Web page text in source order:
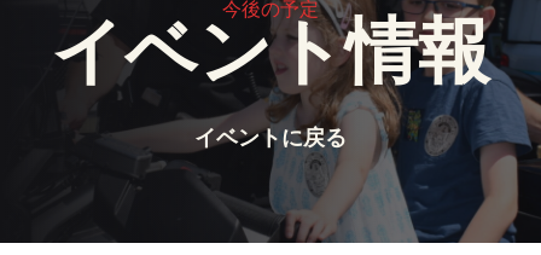
今後の予定
イベント情報
イベントに戻る